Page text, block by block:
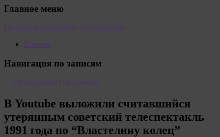
Главное меню
Перейти к основному содержимому
Главная
Навигация по записям
← Предыдущая Следующая →
В Youtube выложили считавшийся
утерянным советский телеспектакль
1991 года по “Властелину колец”